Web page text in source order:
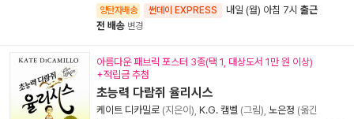
양탄자배송 썬데이 EXPRESS 내일 (월) 아침 7시 출근
전 배송 변경
아름다운 패브릭 포스터 3종(택 1, 대상도서 1만 원 이상)
+적립금 추첨
초능력 다람쥐 율리시스
케이트 디카밀로 (지은이), K.G. 캠벨 (그림), 노은정 (옮긴